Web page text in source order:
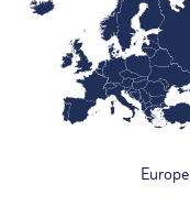
Europe